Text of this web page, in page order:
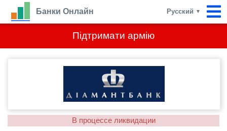
Підтримати армію
Банки Онлайн Русский ▼
В процессе ликвидации